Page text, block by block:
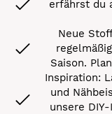
erfährst du
Neue
Saison.
Inspiration:
und
unsere